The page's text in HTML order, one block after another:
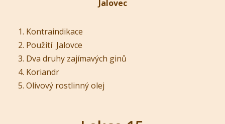
Jalovec
Kontraindikace
Použití Jalovce
Dva druhy zajímavých ginů
Koriandr
Olivový rostlinný olej